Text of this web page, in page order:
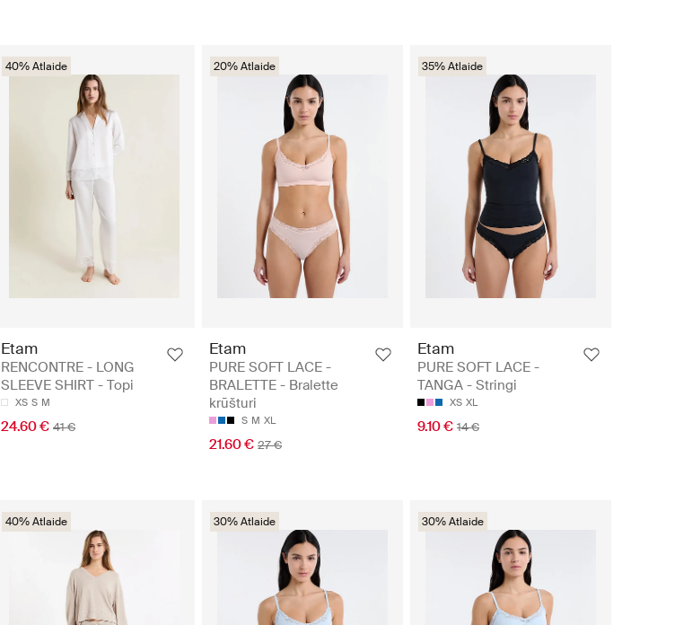
40% Atlaide
Etam
RENCONTRE - LONG
SLEEVE SHIRT - Topi
XS S M
24.60 € 41 €
20% Atlaide
Etam
PURE SOFT LACE -
BRALETTE - Bralette
krūšturi
S M XL
21.60 € 27 €
35% Atlaide
Etam
PURE SOFT LACE -
TANGA - Stringi
XS XL
9.10 € 14 €
40% Atlaide 30% Atlaide 30% Atlaide